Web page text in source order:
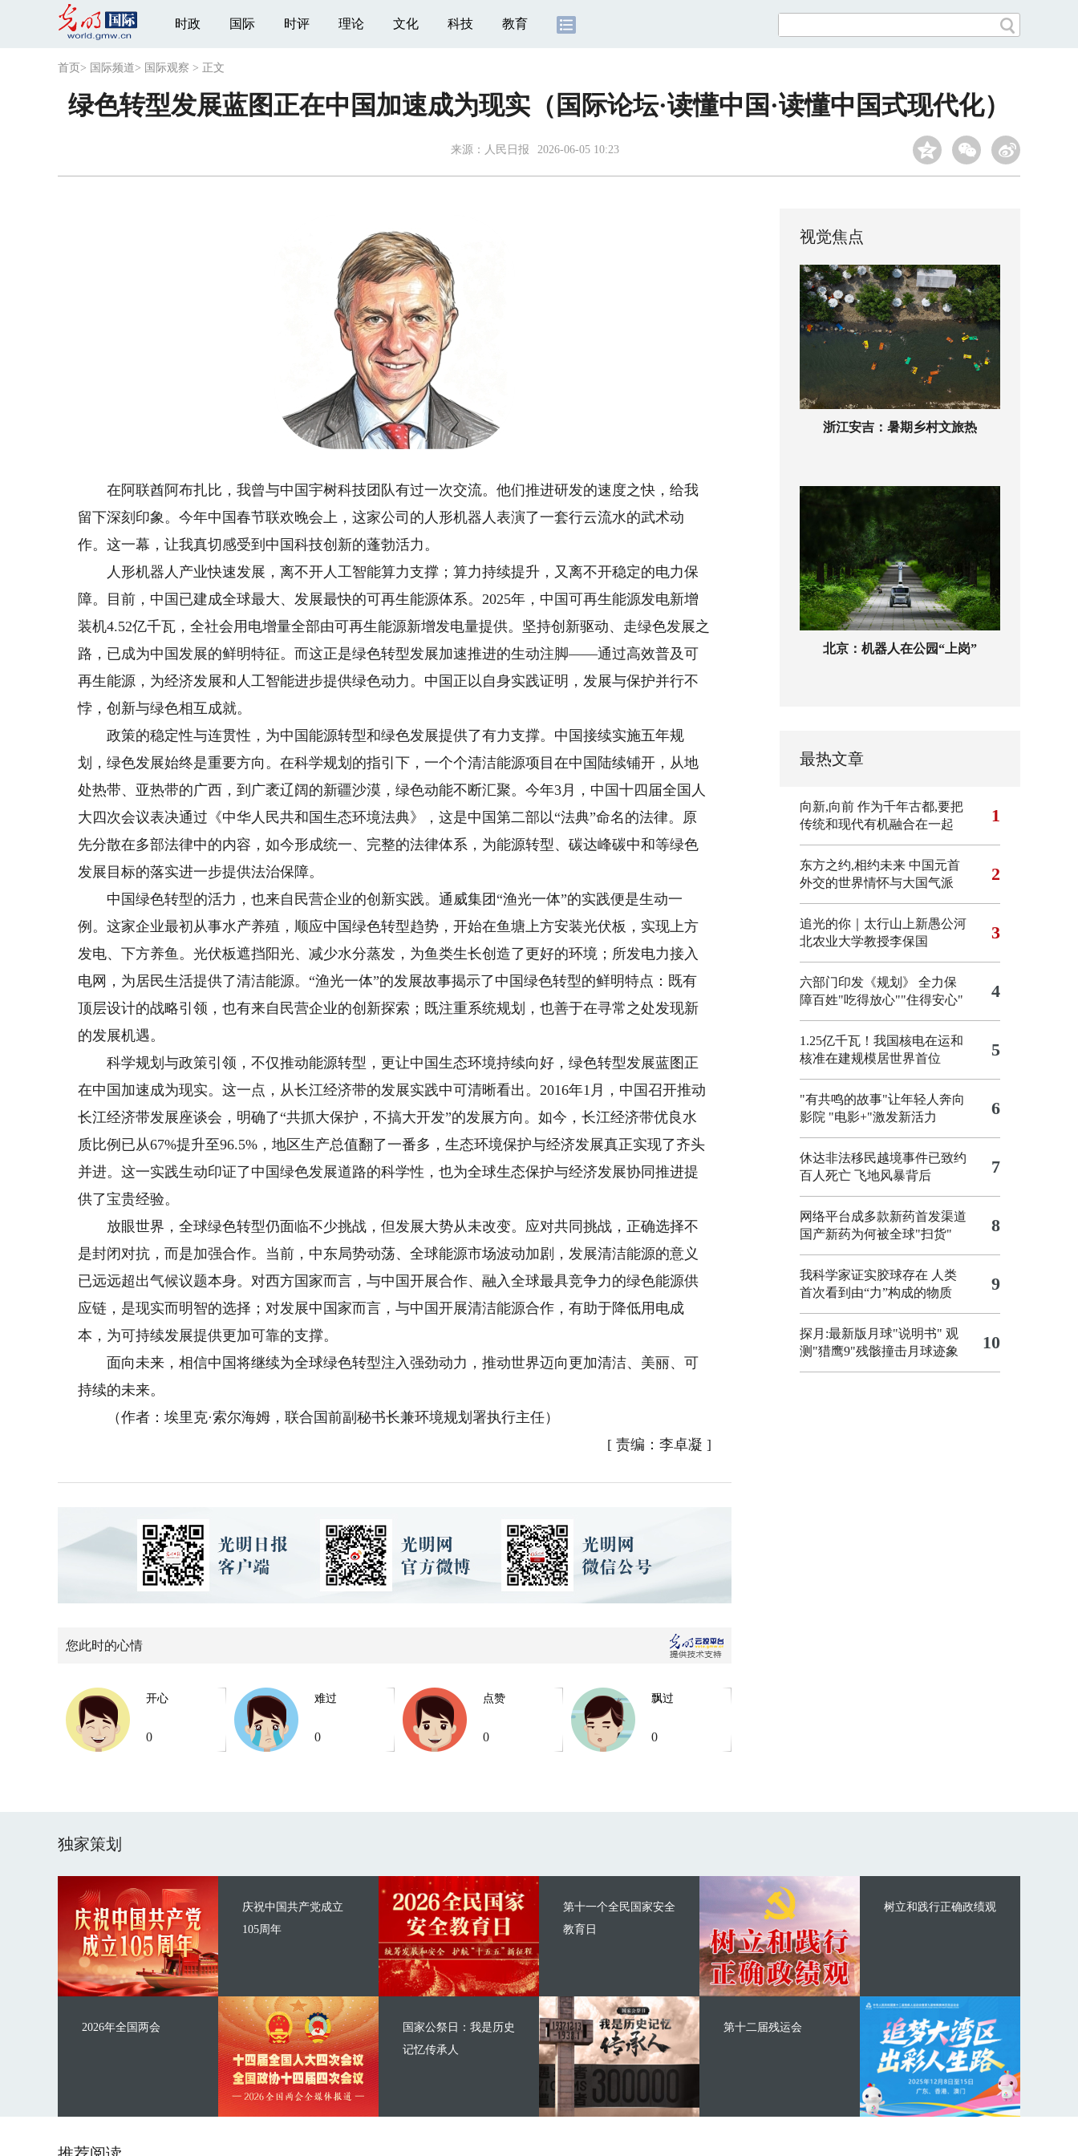
时政 国际 时评 理论 文化 科技 教育
首页 > 国际频道> 国际观察 > 正文
绿色转型发展蓝图正在中国加速成为现实（国际论坛·读懂中国·读懂中国式现代化）
来源： 人民日报 2026-06-05 10:23
在阿联酋阿布扎比，我曾与中国宇树科技团队有过一次交流。他们推进研发的速度之快，给我
留下深刻印象。今年中国春节联欢晚会上，这家公司的人形机器人表演了一套行云流水的武术动
作。这一幕，让我真切感受到中国科技创新的蓬勃活力。
人形机器人产业快速发展，离不开人工智能算力支撑；算力持续提升，又离不开稳定的电力保
障。目前，中国已建成全球最大、发展最快的可再生能源体系。2025年，中国可再生能源发电新增
装机4.52亿千瓦，全社会用电增量全部由可再生能源新增发电量提供。坚持创新驱动、走绿色发展之
路，已成为中国发展的鲜明特征。而这正是绿色转型发展加速推进的生动注脚——通过高效普及可
再生能源，为经济发展和人工智能进步提供绿色动力。中国正以自身实践证明，发展与保护并行不
悖，创新与绿色相互成就。
政策的稳定性与连贯性，为中国能源转型和绿色发展提供了有力支撑。中国接续实施五年规
划，绿色发展始终是重要方向。在科学规划的指引下，一个个清洁能源项目在中国陆续铺开，从地
处热带、亚热带的广西，到广袤辽阔的新疆沙漠，绿色动能不断汇聚。今年3月，中国十四届全国人
大四次会议表决通过《中华人民共和国生态环境法典》，这是中国第二部以“法典”命名的法律。原
先分散在多部法律中的内容，如今形成统一、完整的法律体系，为能源转型、碳达峰碳中和等绿色
发展目标的落实进一步提供法治保障。
中国绿色转型的活力，也来自民营企业的创新实践。通威集团“渔光一体”的实践便是生动一
例。这家企业最初从事水产养殖，顺应中国绿色转型趋势，开始在鱼塘上方安装光伏板，实现上方
发电、下方养鱼。光伏板遮挡阳光、减少水分蒸发，为鱼类生长创造了更好的环境；所发电力接入
电网，为居民生活提供了清洁能源。“渔光一体”的发展故事揭示了中国绿色转型的鲜明特点：既有
顶层设计的战略引领，也有来自民营企业的创新探索；既注重系统规划，也善于在寻常之处发现新
的发展机遇。
科学规划与政策引领，不仅推动能源转型，更让中国生态环境持续向好，绿色转型发展蓝图正
在中国加速成为现实。这一点，从长江经济带的发展实践中可清晰看出。2016年1月，中国召开推动
长江经济带发展座谈会，明确了“共抓大保护，不搞大开发”的发展方向。如今，长江经济带优良水
质比例已从67%提升至96.5%，地区生产总值翻了一番多，生态环境保护与经济发展真正实现了齐头
并进。这一实践生动印证了中国绿色发展道路的科学性，也为全球生态保护与经济发展协同推进提
供了宝贵经验。
放眼世界，全球绿色转型仍面临不少挑战，但发展大势从未改变。应对共同挑战，正确选择不
是封闭对抗，而是加强合作。当前，中东局势动荡、全球能源市场波动加剧，发展清洁能源的意义
已远远超出气候议题本身。对西方国家而言，与中国开展合作、融入全球最具竞争力的绿色能源供
应链，是现实而明智的选择；对发展中国家而言，与中国开展清洁能源合作，有助于降低用电成
本，为可持续发展提供更加可靠的支撑。
面向未来，相信中国将继续为全球绿色转型注入强劲动力，推动世界迈向更加清洁、美丽、可
持续的未来。
（作者：埃里克·索尔海姆，联合国前副秘书长兼环境规划署执行主任）
[ 责编：李卓凝 ]
您此时的心情
开心
0
难过
0
点赞
0
飘过
0
视觉焦点
浙江安吉：暑期乡村文旅热
北京：机器人在公园“上岗”
最热文章
向新,向前 作为千年古都,要把
传统和现代有机融合在一起
1
东方之约,相约未来 中国元首
外交的世界情怀与大国气派
2
追光的你｜太行山上新愚公河
北农业大学教授李保国
3
六部门印发《规划》 全力保
障百姓"吃得放心""住得安心"
4
1.25亿千瓦！我国核电在运和
核准在建规模居世界首位
5
"有共鸣的故事"让年轻人奔向
影院 "电影+"激发新活力 6
休达非法移民越境事件已致约
百人死亡 飞地风暴背后 7
网络平台成多款新药首发渠道
国产新药为何被全球"扫货"
8
我科学家证实胶球存在 人类
首次看到由“力”构成的物质
9
探月:最新版月球"说明书" 观
测"猎鹰9"残骸撞击月球迹象
10
独家策划
庆祝中国共产党成立
105周年
2026年全国两会
第十一个全民国家安全
教育日
国家公祭日：我是历史
记忆传承人
树立和践行正确政绩观
第十二届残运会